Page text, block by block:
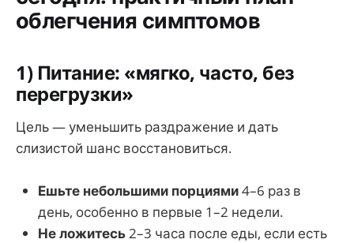
облегчения симптомов
1) Питание: «мягко, часто, без
перегрузки»
Цель — уменьшить раздражение и дать
слизистой шанс восстановиться.
Ешьте небольшими порциями4–6 раз в
день, особенно в первые 1–2 недели.
Не ложитесь2–3 часа после еды, если есть